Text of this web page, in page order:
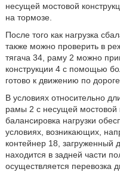
несущей мостовой
на тормозе.
После того как нагрузка
также можно проверить в
тягача 34, раму 2 можно
конструкции 4 с помощью
готово к движению по дороге.
В условиях относительно
рамы 2 с несущей мостовой
балансировка нагрузки
условиях, возникающих,
контейнер 18, загруженный
находится в задней части
осуществляется перевозка